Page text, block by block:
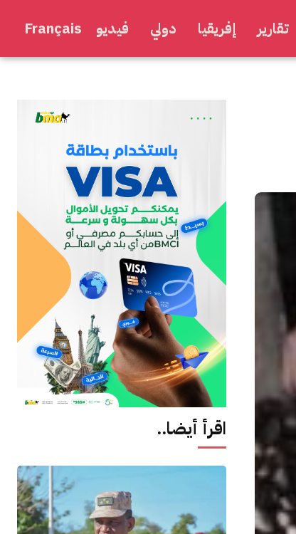
تقارير إفريقيا دولي فيديو Français
اقرأ أيضا..